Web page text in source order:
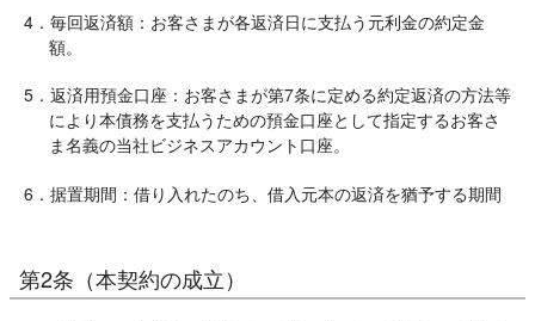
4．毎回返済額：お客さまが各返済日に支払う元利金の約定金
額。
5．返済用預金口座：お客さまが第7条に定める約定返済の方法等
により本債務を支払うための預金口座として指定するお客さ
ま名義の当社ビジネスアカウント口座。
6．据置期間：借り入れたのち、借入元本の返済を猶予する期間
第2条（本契約の成立）